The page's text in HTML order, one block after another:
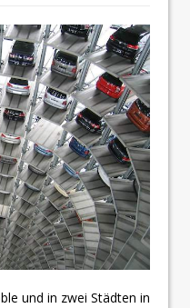
und in zwei Städten in